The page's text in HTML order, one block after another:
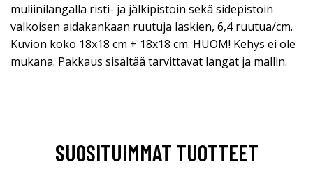
muliinilangalla risti- ja jälkipistoin sekä sidepistoin
valkoisen aidakankaan ruutuja laskien, 6,4 ruutua/cm.
Kuvion koko 18x18 cm + 18x18 cm. HUOM! Kehys ei ole
mukana. Pakkaus sisältää tarvittavat langat ja mallin.
SUOSITUIMMAT TUOTTEET